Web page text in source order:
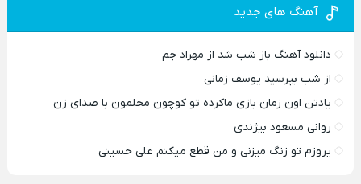
آهنگ های جدید
دانلود آهنگ باز شب شد از مهراد جم
از شب بپرسید یوسف زمانی
یادتن اون زمان بازی ماکرده تو کوچون محلمون با صدای زن
روانی مسعود بیژندی
یروزم تو زنگ میزنی و من قطع میکنم علی حسینی